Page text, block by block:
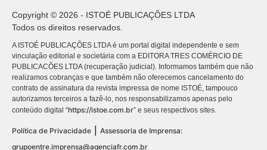
Copyright © 2026 - ISTOÉ PUBLICAÇÕES LTDA
Todos os direitos reservados.
A ISTOÉ PUBLICAÇÕES LTDA é um portal digital independente e sem
vinculação editorial e societária com a EDITORA TRES COMÉRCIO DE
PUBLICACÕES LTDA (recuperação judicial). Informamos também que não
realizamos cobranças e que também não oferecemos cancelamento do
contrato de assinatura da revista impressa de nome ISTOÉ, tampouco
autorizamos terceiros a fazê-lo, nos responsabilizamos apenas pelo
conteúdo digital “https://istoe.com.br” e seus respectivos sites.
Política de Privacidade
Assessoria de Imprensa:
grupoentre.imprensa@agenciafr.com.br